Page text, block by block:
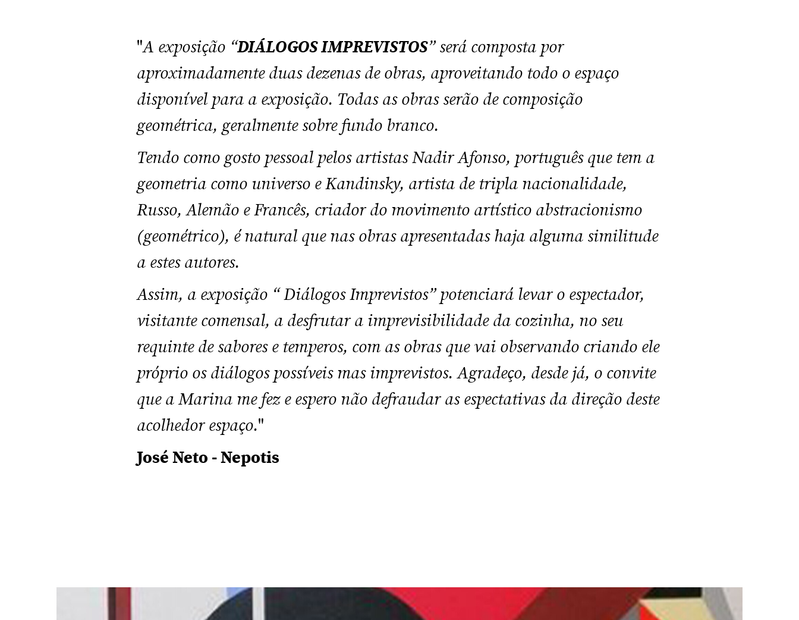
"A exposição “DIÁLOGOS IMPREVISTOS” será composta por
aproximadamente duas dezenas de obras, aproveitando todo o espaço
disponível para a exposição. Todas as obras serão de composição
geométrica, geralmente sobre fundo branco.
Tendo como gosto pessoal pelos artistas Nadir Afonso, português que tem a
geometria como universo e Kandinsky, artista de tripla nacionalidade,
Russo, Alemão e Francês, criador do movimento artístico abstracionismo
(geométrico), é natural que nas obras apresentadas haja alguma similitude
a estes autores.
Assim, a exposição “ Diálogos Imprevistos” potenciará levar o espectador,
visitante comensal, a desfrutar a imprevisibilidade da cozinha, no seu
requinte de sabores e temperos, com as obras que vai observando criando ele
próprio os diálogos possíveis mas imprevistos. Agradeço, desde já, o convite
que a Marina me fez e espero não defraudar as espectativas da direção deste
acolhedor espaço."
José Neto - Nepotis